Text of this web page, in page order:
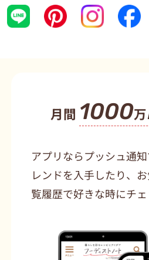
月間 1000万
アプリならプッシュ通
レンドを入手したり、
覧履歴で好きな時にチェ